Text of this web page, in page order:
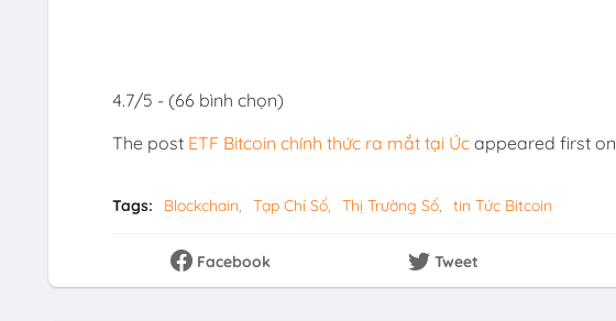
4.7/5 - (66 bình chọn)
The post ETF Bitcoin chính thức ra mắt tại Úcappeared first on
Tags: Blockchain Tạp Chí Số Thị Trường Số tin Tức Bitcoin
Facebook Tweet